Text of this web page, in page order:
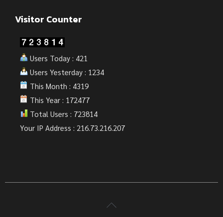
Visitor Counter
Users Today : 421
Users Yesterday : 1234
This Month : 4319
This Year : 172477
Total Users : 723814
Your IP Address : 216.73.216.207